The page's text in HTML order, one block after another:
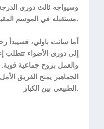
وسيواجه ثالث دوري
مستقبله في الموسم المقبل.
أما سانت باولي، فسيبدأ
إلى دوري الأضواء تتطلب
والعمل بروح جماعية
الجماهير يمنح الفريق
الطبيعي بين الكبار.